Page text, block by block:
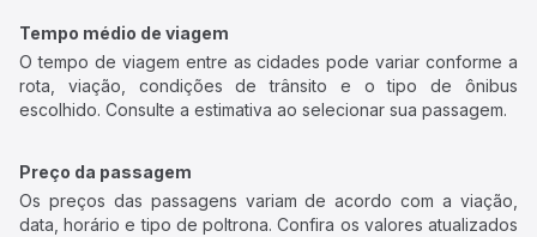
Tempo médio de viagem
O tempo de viagem entre as cidades pode variar conforme a
rota, viação, condições de trânsito e o tipo de ônibus
escolhido. Consulte a estimativa ao selecionar sua passagem.
Preço da passagem
Os preços das passagens variam de acordo com a viação,
data, horário e tipo de poltrona. Confira os valores atualizados